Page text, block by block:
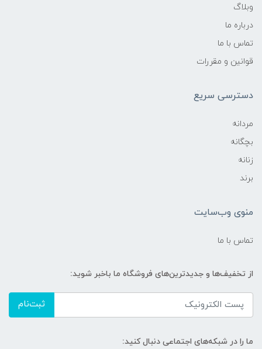
وبلاگ
درباره ما
تماس با ما
قوانین و مقررات
دسترسی سریع
مردانه
بچگانه
زنانه
برند
منوی وب‌سایت
تماس با ما
از تخفیف‌ها و جدیدترین‌های فروشگاه ما باخبر شوید:
ثبت‌نام
ما را در شبکه‌های اجتماعی دنبال کنید: